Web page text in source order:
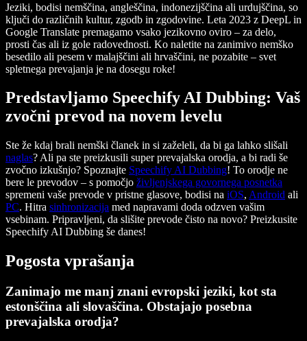
Jeziki, bodisi nemščina, angleščina, indonezijščina ali urdujščina, so
ključi do različnih kultur, zgodb in zgodovine. Leta 2023 z DeepL in
Google Translate premagamo vsako jezikovno oviro – za delo,
prosti čas ali iz gole radovednosti. Ko naletite na zanimivo nemško
besedilo ali pesem v malajščini ali hrvaščini, ne pozabite – svet
spletnega prevajanja je na dosegu roke!
Predstavljamo Speechify AI Dubbing: Vaš
zvočni prevod na novem levelu
Ste že kdaj brali nemški članek in si zaželeli, da bi ga lahko slišali
naglas? Ali pa ste preizkusili super prevajalska orodja, a bi radi še
zvočno izkušnjo? Spoznajte Speechify AI Dubbing! To orodje ne
bere le prevodov – s pomočjo življenjskega govornega posnetka
spremeni vaše prevode v pristne glasove, bodisi na iOS, Android ali
PC. Hitra sinhronizacija med napravami doda odzven vašim
vsebinam. Pripravljeni, da slišite prevode čisto na novo? Preizkusite
Speechify AI Dubbing še danes!
Pogosta vprašanja
Zanimajo me manj znani evropski jeziki, kot sta
estonščina ali slovaščina. Obstajajo posebna
prevajalska orodja?